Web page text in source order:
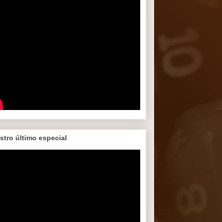
último especial